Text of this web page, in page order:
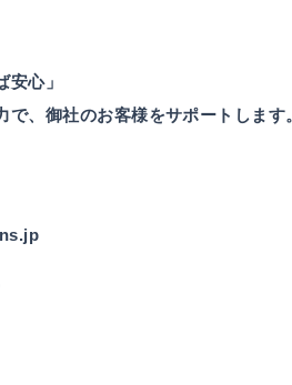
安心」
で、御社のお客様をサポートします